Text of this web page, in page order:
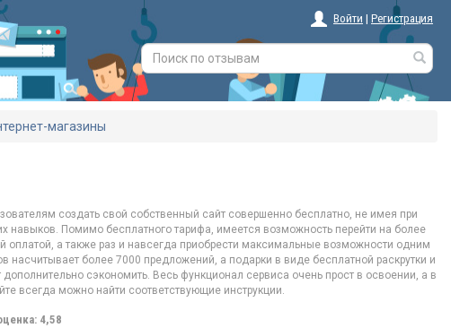
Войти | Регистрация
магазины
создать свой собственный сайт совершенно бесплатно, не имея при
навыков. Помимо бесплатного тарифа, имеется возможность перейти на более
а также раз и навсегда приобрести максимальные возможности одним
насчитывает более 7000 предложений, а подарки в виде бесплатной раскрутки и
сэкономить. Весь функционал сервиса очень прост в освоении, а в
всегда можно найти соответствующие инструкции.
4,58